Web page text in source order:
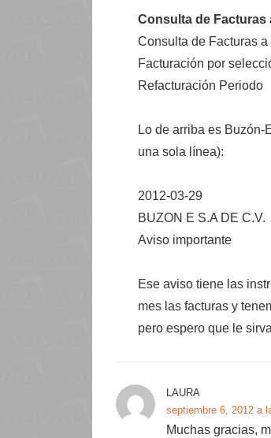
Consulta de Facturas
Consulta de Facturas
Facturación por
Refacturación Periodo
Lo de arriba es
una sola línea):
2012-03-29
BUZON E S.A DE C.V.
Aviso importante
Ese aviso tiene las
mes las facturas y
pero espero que le
LAURA
septiembre 6, 2012 a
Muchas gracias,